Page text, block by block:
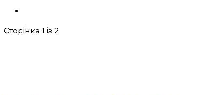
Сторінка 1 із 2